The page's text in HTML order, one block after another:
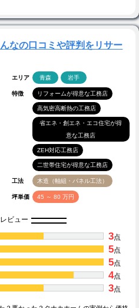
なの口コミや評判をリサー
エリア 青森 岩手
特徴 リフォームが得意な工務店
高気密高断熱の工務店
省エネ・創エネ・エコ住宅が得
意な工務店
ZEH対応工務店
二世帯住宅が得意な工務店
工法 木造（軸組・パネル工法）
坪単価 45 ～ 80 万円
ビュー
3点
5点
5点
4点
3点